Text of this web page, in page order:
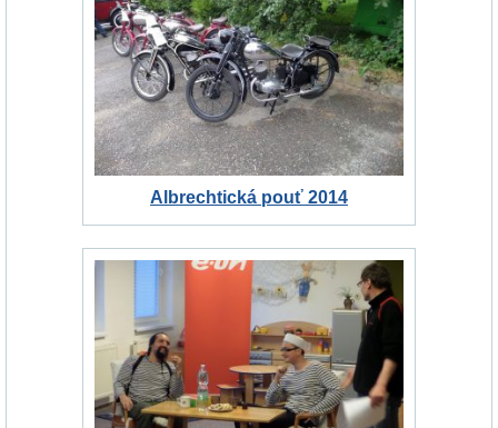
Albrechtická pouť 2014